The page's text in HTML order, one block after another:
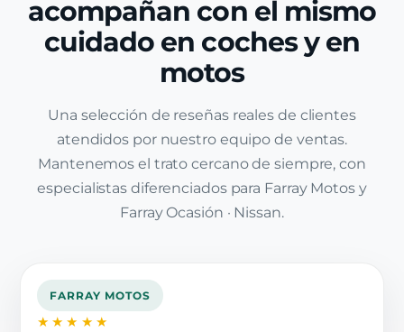
acompañan con el mismo
cuidado en coches y en
motos
Una selección de reseñas reales de clientes
atendidos por nuestro equipo de ventas.
Mantenemos el trato cercano de siempre, con
especialistas diferenciados para Farray Motos y
Farray Ocasión · Nissan.
FARRAY MOTOS
★★★★★